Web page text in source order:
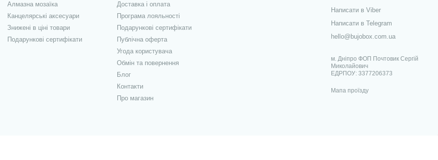
Алмазна мозаїка
Канцелярські аксесуари
Знижені в ціні товари
Подарункові сертифікати
Доставка і оплата
Програма лояльності
Подарункові сертифікати
Публічна оферта
Угода користувача
Обмін та повернення
Блог
Контакти
Про магазин
Написати в Viber
Написати в Telegram
hello@bujobox.com.ua
м. Дніпро ФОП Почтовик Сергій
Миколайович
ЕДРПОУ: 3377206373
Мапа проїзду